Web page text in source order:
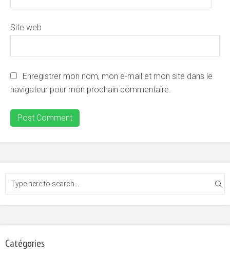
Site web
Enregistrer mon nom, mon e-mail et mon site dans le
navigateur pour mon prochain commentaire.
Catégories